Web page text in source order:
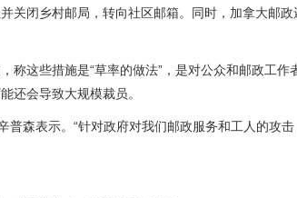
关闭乡村邮局，转向社区邮箱。同时，加拿大邮政
这些措施是“草率的做法”，是对公众和邮政工作
还会导致大规模裁员。
森表示。“针对政府对我们邮政服务和工人的攻击